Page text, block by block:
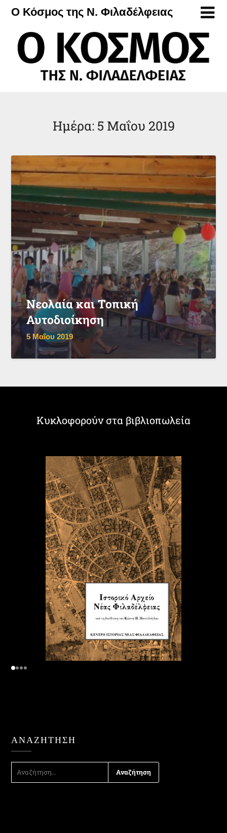
Μετάβαση
περιεχόμενο
Ο Κόσμος της Ν. Φιλαδέλφειας
Ημέρα: 5 Μαΐου 2019
Νεολαία και Τοπική
Αυτοδιοίκηση
5 Μαΐου 2019
Κυκλοφορούν στα βιβλιοπωλεία
ΑΝΑΖΉΤΗΣΗ
ΑΝΑΖΉΤΗΣΗ
ΓΙΑ: